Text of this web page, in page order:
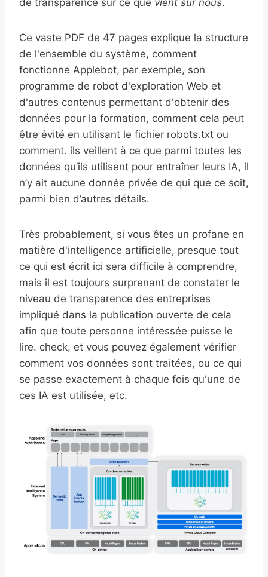
de transparence sur ce que vient sur nous.
Ce vaste PDF de 47 pages explique la structure
de l'ensemble du système, comment
fonctionne Applebot, par exemple, son
programme de robot d'exploration Web et
d'autres contenus permettant d'obtenir des
données pour la formation, comment cela peut
être évité en utilisant le fichier robots.txt ou
comment. ils veillent à ce que parmi toutes les
données qu’ils utilisent pour entraîner leurs IA, il
n’y ait aucune donnée privée de qui que ce soit,
parmi bien d’autres détails.
Très probablement, si vous êtes un profane en
matière d'intelligence artificielle, presque tout
ce qui est écrit ici sera difficile à comprendre,
mais il est toujours surprenant de constater le
niveau de transparence des entreprises
impliqué dans la publication ouverte de cela
afin que toute personne intéressée puisse le
lire. check, et vous pouvez également vérifier
comment vos données sont traitées, ou ce qui
se passe exactement à chaque fois qu'une de
ces IA est utilisée, etc.